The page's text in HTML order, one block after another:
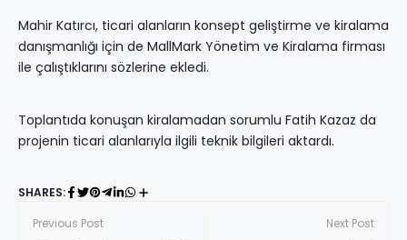
Mahir Katırcı, ticari alanların konsept geliştirme ve kiralama
danışmanlığı için de MallMark Yönetim ve Kiralama firması
ile çalıştıklarını sözlerine ekledi.
Toplantıda konuşan kiralamadan sorumlu Fatih Kazaz da
projenin ticari alanlarıyla ilgili teknik bilgileri aktardı.
SHARES:
Previous Post
Next Post